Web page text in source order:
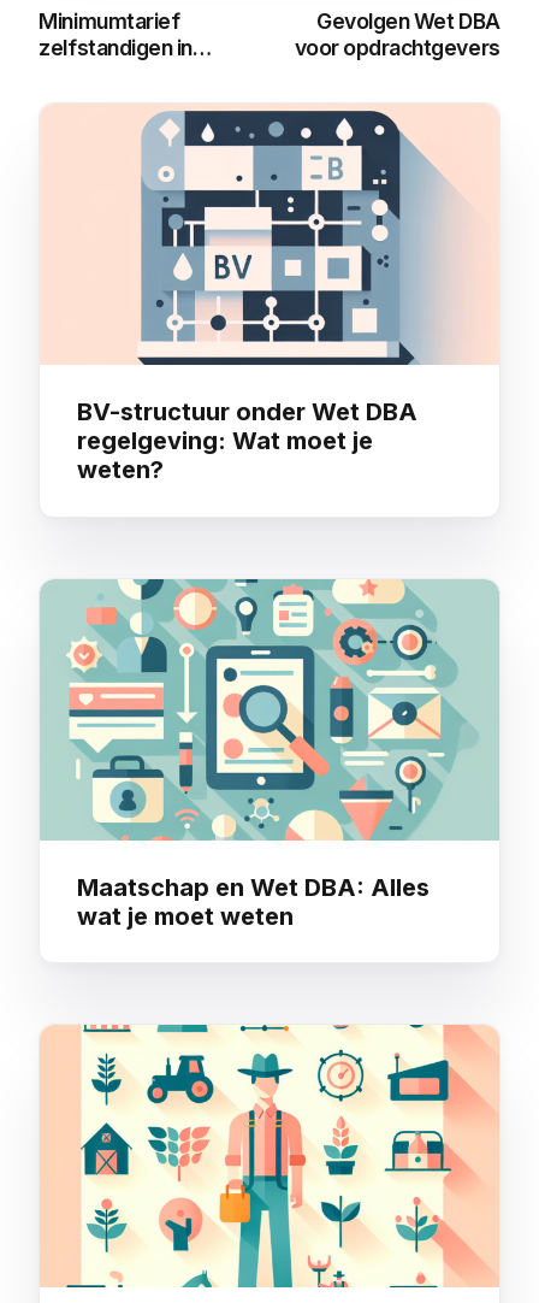
Minimumtarief
zelfstandigen in
moet weten
Gevolgen Wet DBA
voor opdrachtgevers
You may also like
BV-structuur onder Wet DBA
regelgeving: Wat moet je
weten?
Maatschap en Wet DBA: Alles
wat je moet weten